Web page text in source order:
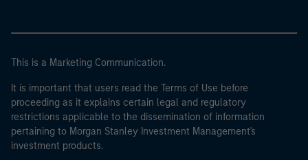
This is a Marketing Communication.
It is important that users read the Terms of Use before
proceeding as it explains certain legal and regulatory
restrictions applicable to the dissemination of information
pertaining to Morgan Stanley Investment Management's
investment products.